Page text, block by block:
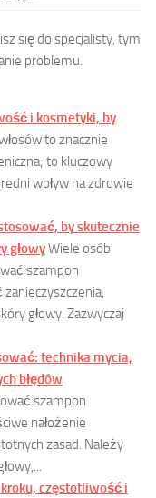
się do specjalisty, tym
problemu.
i kosmetyki, by
to znacznie
to kluczowy
wpływ na zdrowie
by skutecznie
głowyWiele osób
szampon
głowy. Zazwyczaj
technika mycia,
błędów
szampon
nałożenie
zasad. Należy
częstotliwość i